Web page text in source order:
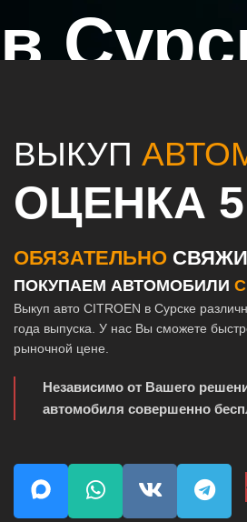
в
ВЫКУП
ОЦЕНКА
ОБЯЗАТЕЛЬНО
ПОКУПАЕМ АВТОМОБИЛИ
Выкуп авто CITROEN в Сурске
года выпуска. У нас Вы сможете
рыночной цене.
Независимо от Вашего
автомобиля совершенно